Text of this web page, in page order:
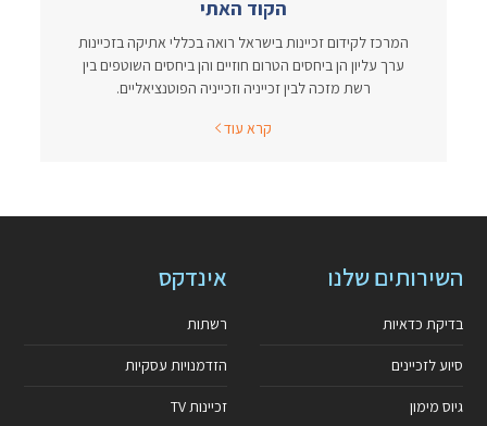
הקוד האתי
המרכז לקידום זכיינות בישראל רואה בכללי אתיקה בזכיינות
ערך עליון הן ביחסים הטרום חוזיים והן ביחסים השוטפים בין
רשת מזכה לבין זכייניה וזכייניה הפוטנציאליים.
קרא עוד
השירותים שלנו
בדיקת כדאיות
סיוע לזכיינים
גיוס מימון
אינדקס
רשתות
הזדמנויות עסקיות
זכיינות TV